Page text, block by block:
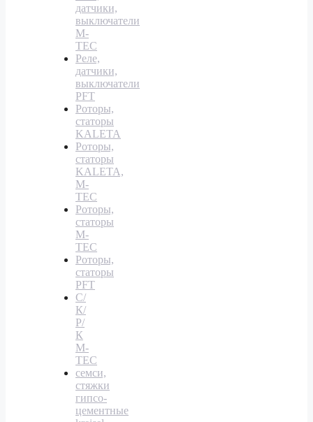
датчики,
выключатели
M-
TEC
Реле,
датчики,
выключатели
PFT
Роторы,
статоры
KALETA
Роторы,
статоры
KALETA,
M-
TEC
Роторы,
статоры
M-
TEC
Роторы,
статоры
PFT
С/
К/
Р/
К
M-
TEC
семси,
стяжки
гипсо-
цементные